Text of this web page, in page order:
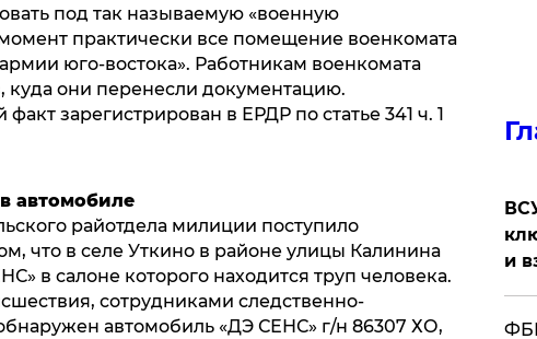
под так называемую «военную
практически все помещение военкомата
юго-востока». Работникам военкомата
куда они перенесли документацию.
зарегистрирован в ЕРДР по статье 341 ч. 1
автомобиле
райотдела милиции поступило
что в селе Уткино в районе улицы Калинина
в салоне которого находится труп человека.
сотрудниками следственно-
автомобиль «ДЭ СЕНС» г/н 86307 ХО,
и